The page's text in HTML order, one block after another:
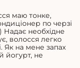
маю тонке,
по черзі
Надає необхідне
волосся легко
Як на мене запах
йогурт, не